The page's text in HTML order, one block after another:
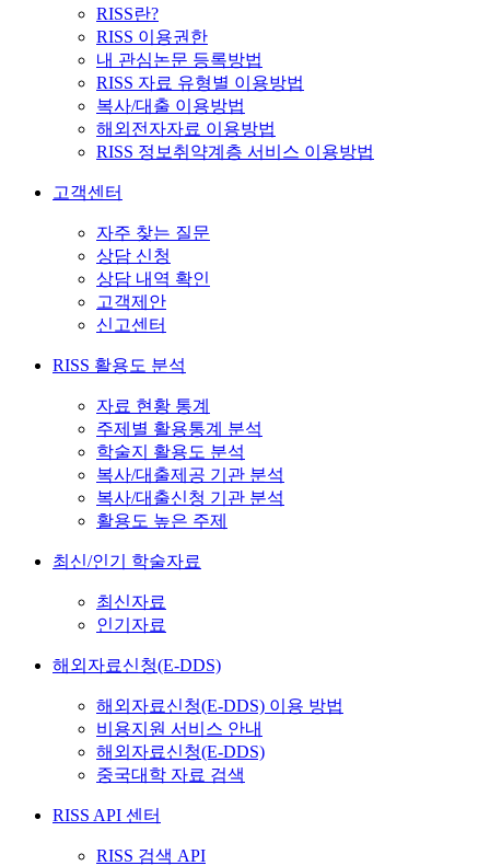
RISS란?
RISS 이용권한
내 관심논문 등록방법
RISS 자료 유형별 이용방법
복사/대출 이용방법
해외전자자료 이용방법
RISS 정보취약계층 서비스 이용방법
고객센터
자주 찾는 질문
상담 신청
상담 내역 확인
고객제안
신고센터
RISS 활용도 분석
자료 현황 통계
주제별 활용통계 분석
학술지 활용도 분석
복사/대출제공 기관 분석
복사/대출신청 기관 분석
활용도 높은 주제
최신/인기 학술자료
최신자료
인기자료
해외자료신청(E-DDS)
해외자료신청(E-DDS) 이용 방법
비용지원 서비스 안내
해외자료신청(E-DDS)
중국대학 자료 검색
RISS API 센터
RISS 검색 API